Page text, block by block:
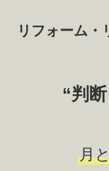
リフォーム・
“判断
月